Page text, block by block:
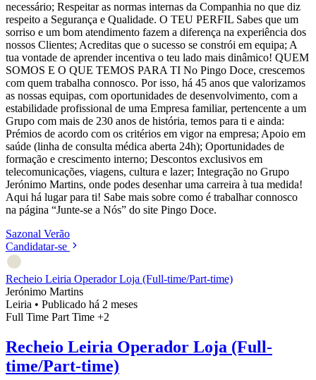
necessário; Respeitar as normas internas da Companhia no que diz
respeito a Segurança e Qualidade. O TEU PERFIL Sabes que um
sorriso e um bom atendimento fazem a diferença na experiência dos
nossos Clientes; Acreditas que o sucesso se constrói em equipa; A
tua vontade de aprender incentiva o teu lado mais dinâmico! QUEM
SOMOS E O QUE TEMOS PARA TI No Pingo Doce, crescemos
com quem trabalha connosco. Por isso, há 45 anos que valorizamos
as nossas equipas, com oportunidades de desenvolvimento, com a
estabilidade profissional de uma Empresa familiar, pertencente a um
Grupo com mais de 230 anos de história, temos para ti e ainda:
Prémios de acordo com os critérios em vigor na empresa; Apoio em
saúde (linha de consulta médica aberta 24h); Oportunidades de
formação e crescimento interno; Descontos exclusivos em
telecomunicações, viagens, cultura e lazer; Integração no Grupo
Jerónimo Martins, onde podes desenhar uma carreira à tua medida!
Aqui há lugar para ti! Sabe mais sobre como é trabalhar connosco
na página “Junte-se a Nós” do site Pingo Doce.
Sazonal Verão
Candidatar-se
Recheio Leiria Operador Loja (Full-time/Part-time)
Jerónimo Martins
Leiria • Publicado há 2 meses
Full Time Part Time +2
Recheio Leiria Operador Loja (Full-
time/Part-time)